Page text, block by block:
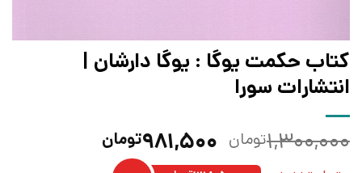
کتاب حکمت یوگا : یوگا دارشان |
انتشارات سورا
۱,۳۰۰,۰۰۰تومان قیمت
اصلی:
۹۸۱,۵۰۰تومان